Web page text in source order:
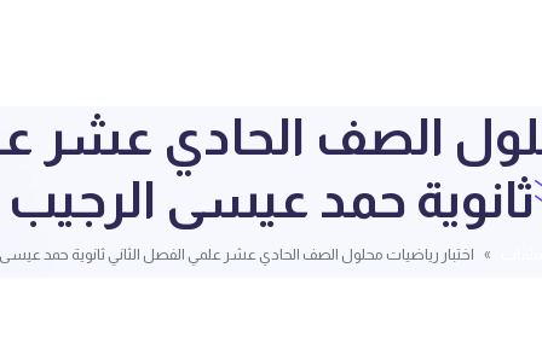
الصف الحادي عشر
ثانوية حمد عيسى الرجيب
اختبار رياضيات محلول الصف الحادي عشر علمي الفصل الثاني ثانوية حمد